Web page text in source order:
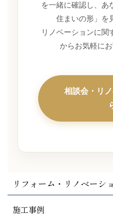
を一緒に確認し、あ
住まいの形」を
リノベーションに関
からお気軽にお
相談会・リ
リフォーム・リノベーシ
施工事例